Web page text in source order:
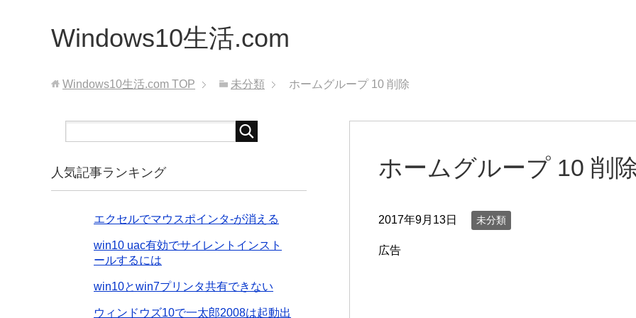
Windows10生活.com
Windows10生活.com TOP 未分類 ホームグループ 10 削除
ホームグループ 10 削
2017年9月13日 未分類
広告
人気記事ランキング
エクセルでマウスポインタ-が消える
win10 uac有効でサイレントインスト
ールするには
win10とwin7プリンタ共有できない
ウィンドウズ10で一太郎2008は起動出